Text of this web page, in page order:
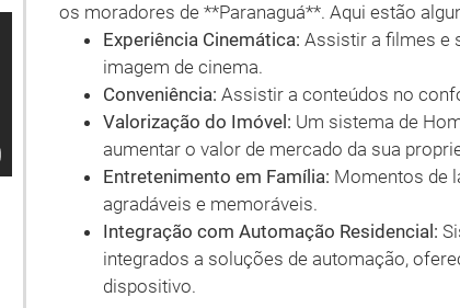
os moradores de **Paranaguá**. Aqui estão
Experiência Cinemática: Assistir a filmes e
imagem de cinema.
Conveniência: Assistir a conteúdos no
Valorização do Imóvel: Um sistema de
aumentar o valor de mercado da sua
Entretenimento em Família: Momentos de
agradáveis e memoráveis.
Integração com Automação Residencial:
integrados a soluções de automação,
dispositivo.